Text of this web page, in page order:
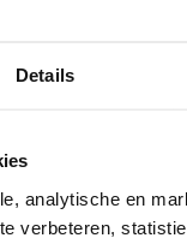
Details
analytische en
verbeteren,